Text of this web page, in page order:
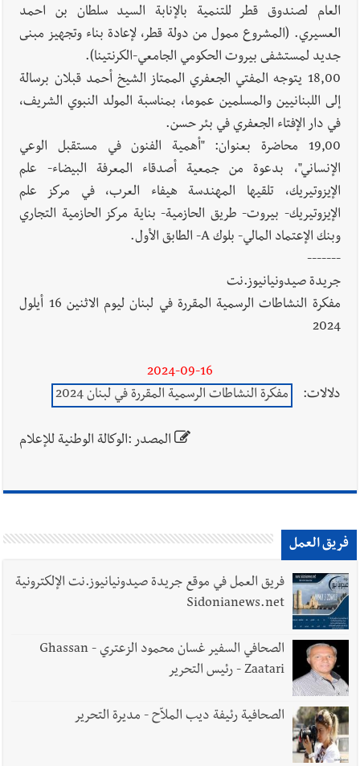
الأطفال تكريماً لذكرى منير جبرعبر Gift of Life Lebanon
العام لصندوق قطر للتنمية بالإنابة السيد سلطان بن احمد
العسيري. (المشروع ممول من دولة قطر، لإعادة بناء وتجهيز مبنى
جديد لمستشفى بيروت الحكومي الجامعي-الكرنتينا).
18,00 يتوجه المفتي الجعفري الممتاز الشيخ أحمد قبلان برسالة
إلى اللبنانيين والمسلمين عموما، بمناسبة المولد النبوي الشريف،
في دار الإفتاء الجعفري في بئر حسن.
19,00 محاضرة بعنوان: "أهمية الفنون في مستقبل الوعي
الإنساني"، بدعوة من جمعية أصدقاء المعرفة البيضاء- علم
الإيزوتيريك، تلقيها المهندسة هيفاء العرب، في مركز علم
الإيزوتيريك- بيروت- طريق الحازمية- بناية مركز الحازمية التجاري
وبنك الإعتماد المالي- بلوك A- الطابق الأول.
-------
جريدة صيدونيانيوز.نت
مفكرة النشاطات الرسمية المقررة في لبنان ليوم الاثنين 16 أيلول
2024
2024-09-16
دلالات:
مفكرة النشاطات الرسمية المقررة في لبنان 2024
المصدر :الوكالة الوطنية للإعلام
فريق العمل
فريق العمل في موقع جريدة صيدونيانيوز.نت الإلكترونية
Sidonianews.net
الصحافي السفير غسان محمود الزعتري - Ghassan
Zaatari - رئيس التحرير
الصحافية رئيفة ديب الملاّح - مديرة التحرير